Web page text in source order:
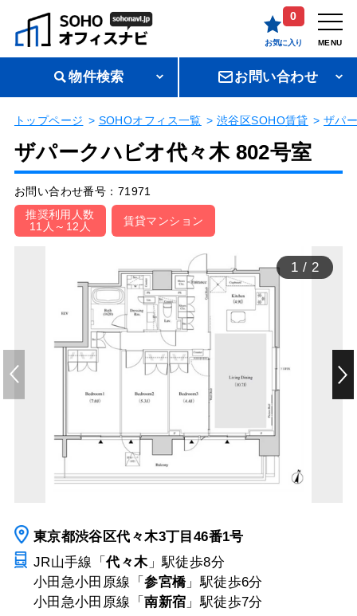
0
お気に入り MENU
物件検索 お問い合わせ
トップページ SOHOオフィス一覧 渋谷区SOHO賃貸 ザパ
ザパークハビオ代々木 802号室
お問い合わせ番号：71971
推奨利用人数
11人～12人
賃貸マンション
1 / 2
東京都渋谷区代々木3丁目46番1号
JR山手線「代々木」駅徒歩8分
小田急小田原線「参宮橋」駅徒歩6分
小田急小田原線「南新宿 」駅徒歩7分